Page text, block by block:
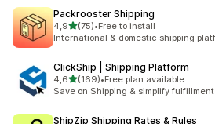
Packrooster Shipping
4,9z 5 hvězd
(75)
Celkový počet recenzí: 75
•Free to install
International & domestic shipping
ClickShip | Shipping Platform
4,6z 5 hvězd
(169)
Celkový počet recenzí: 169
•Free plan available
Save on Shipping & simplify
ShipZip Shipping Rates & Rules